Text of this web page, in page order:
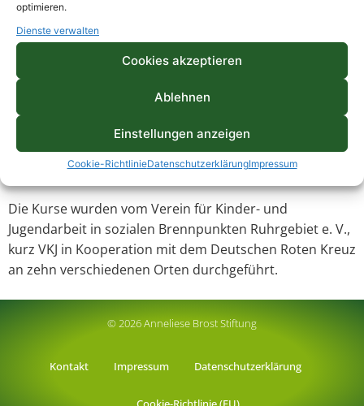
optimieren.
Dienste verwalten
Cookies akzeptieren
Ablehnen
Einstellungen anzeigen
Cookie-RichtlinieDatenschutzerklärungImpressum
Die Erste-Hilfe-Kurse haben das Ziel, dass die
Teilnehmenden im Anschluss sicherer mit „Erste-Hilfe“-
Situationen umgehen können. Durch diese präventive
Arbeit können Kinder im Notfall besser erstversorgt
werden und dadurch viele der späteren Folgen, die oft
durch Nichthandeln (aus Angst, etwas falsch zu machen,
z.B. bei der Wiederbelebung) entstehen, vermieden
werden. So tragen die Kurse dazu bei, dass Kinder
Die Kurse wurden vom Verein für Kinder- und
Jugendarbeit in sozialen Brennpunkten Ruhrgebiet e. V.,
kurz VKJ in Kooperation mit dem Deutschen Roten Kreuz
an zehn verschiedenen Orten durchgeführt.
© 2026 Anneliese Brost Stiftung
Kontakt Impressum Datenschutzerklärung